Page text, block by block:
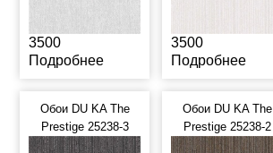
3500
Подробнее
3500
Подробнее
Обои DU KA The
Prestige 25238-3
Обои DU KA The
Prestige 25238-2